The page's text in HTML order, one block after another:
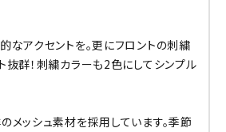
なアクセントを。更にフロントの刺繍
抜群！刺繍カラーも2色にしてシンプル
メッシュ素材を採用しています。季節